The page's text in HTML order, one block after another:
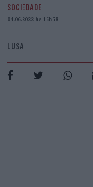
SOCIEDADE
04.06.2022 às 15h58
LUSA